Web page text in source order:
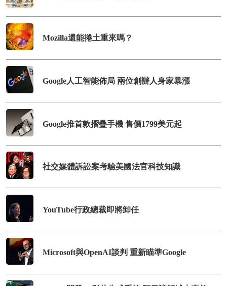
Mozilla還能捲土重來嗎？
Google人工智能佈局 兩位創辦人身家暴漲
Google推首款摺疊手機 售價1799美元起
社交媒體訴訟案考驗美國法官科技知識
YouTube行政總裁即將卸任
Microsoft與OpenAI談判 重新瞄準Google